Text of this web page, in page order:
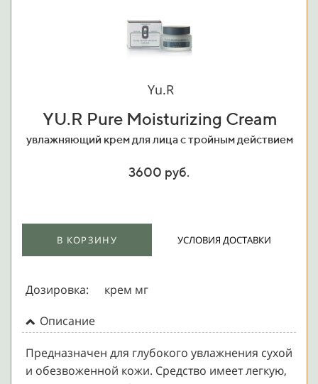
Yu.R
YU.R Pure Moisturizing Cream
увлажняющий крем для лица с тройным действием
3600 руб.
В КОРЗИНУ УСЛОВИЯ ДОСТАВКИ
Дозировка:
крем мг
Описание
Предназначен для глубокого увлажнения сухой
и обезвоженной кожи. Средство имеет легкую,